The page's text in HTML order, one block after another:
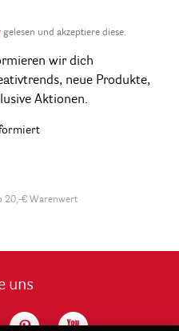
gelesen und akzeptiere diese.
wir dich
neue Produkte,
Aktionen.
20,-€ Warenwert
uns